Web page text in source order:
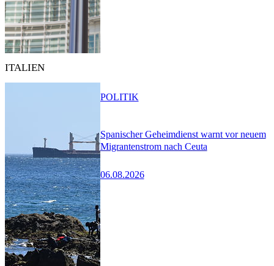
ITALIEN
Spanischer Geheimdienst warnt vor neuem
Migrantenstrom nach Ceuta
06.08.2026
POLITIK